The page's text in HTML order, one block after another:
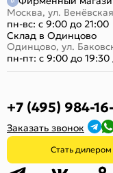
Москва, ул.
пн-вс: с 9:00 до 21:00
Склад в Одинцово
Одинцово, ул.
пн-пт: с 9:00 до 19:30
+7 (495) 984-
Заказать звонок
Стать дилером